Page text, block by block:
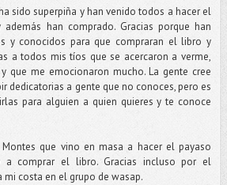
sido superpiña y han venido todos a hacer el
han comprado. Gracias porque han
y conocidos para que compraran el libro y
a todos mis tíos que se acercaron a verme,
que me emocionaron mucho. La gente cree
dedicatorias a gente que no conoces, pero es
para alguien a quien quieres y te conoce
que vino en masa a hacer el payaso
comprar el libro. Gracias incluso por el
mi costa en el grupo de wasap.